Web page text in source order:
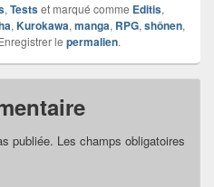
, Testset marqué comme Editis,
, Kurokawa, manga, RPG, shônen,
le permalien.
publiée. Les champs obligatoires